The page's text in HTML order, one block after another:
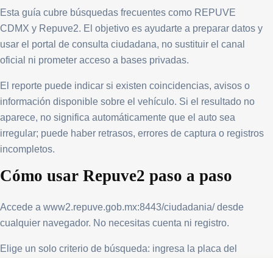
Esta guía cubre búsquedas frecuentes como REPUVE
CDMX y Repuve2. El objetivo es ayudarte a preparar datos y
usar el portal de consulta ciudadana, no sustituir el canal
oficial ni prometer acceso a bases privadas.
El reporte puede indicar si existen coincidencias, avisos o
información disponible sobre el vehículo. Si el resultado no
aparece, no significa automáticamente que el auto sea
irregular; puede haber retrasos, errores de captura o registros
incompletos.
Cómo usar Repuve2 paso a paso
Accede a www2.repuve.gob.mx:8443/ciudadania/ desde
cualquier navegador. No necesitas cuenta ni registro.
Elige un solo criterio de búsqueda: ingresa la placa del